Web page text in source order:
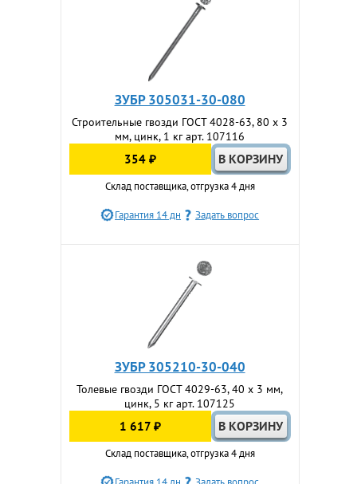
ЗУБР 305031-30-080
Строительные гвозди ГОСТ 4028-63, 80 x 3
мм, цинк, 1 кг арт. 107116
354 ₽
Склад поставщика, отгрузка 4 дня
Гарантия 14 дн Задать вопрос
ЗУБР 305210-30-040
Толевые гвозди ГОСТ 4029-63, 40 x 3 мм,
цинк, 5 кг арт. 107125
1 617 ₽
Склад поставщика, отгрузка 4 дня